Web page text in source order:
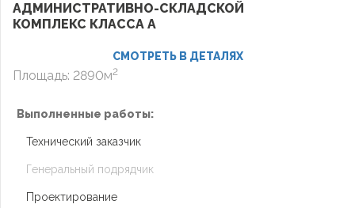
АДМИНИСТРАТИВНО-СКЛАДСКОЙ
КОМПЛЕКС КЛАССА А
СМОТРЕТЬ В ДЕТАЛЯХ
Площадь: 2890м2
Выполненные работы:
Технический заказчик
Генеральный подрядчик
Проектирование